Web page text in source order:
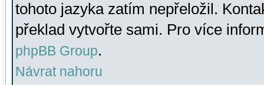
tohoto jazyka zatím nepřeložil.
překlad vytvořte sami. Pro více
phpBB Group.
Návrat nahoru